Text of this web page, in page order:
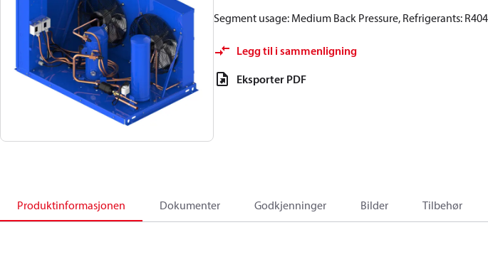
Segment usage: Medium Back Pressure, Refrigerants:
Legg til i sammenligning
Eksporter PDF
Produktinformasjonen Dokumenter Godkjenninger Bilder Tilbehør